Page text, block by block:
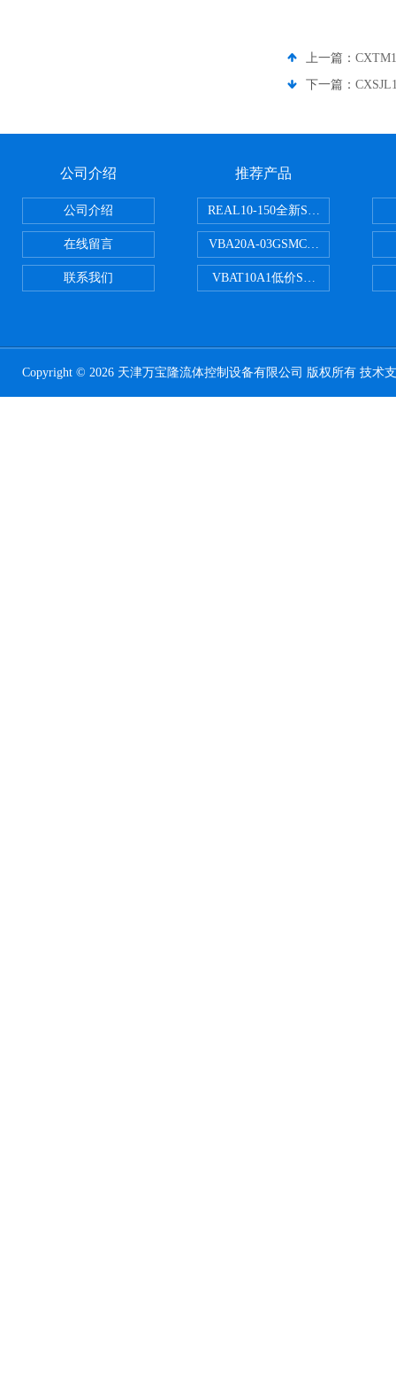
上一篇：
下一篇：
公司介绍
公司介绍
在线留言
联系我们
推荐产品
REAL10-150全新SMC正弦无杆缸
VBA20A-03GSMC增压阀VBA-
VBAT10A1低价SMC储气罐VBAT
Copyright © 2026 天津万宝隆流体控制设备有限公司 版权所有 技术